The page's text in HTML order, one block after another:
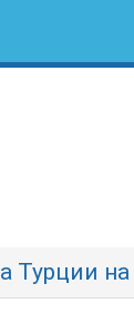
Турции